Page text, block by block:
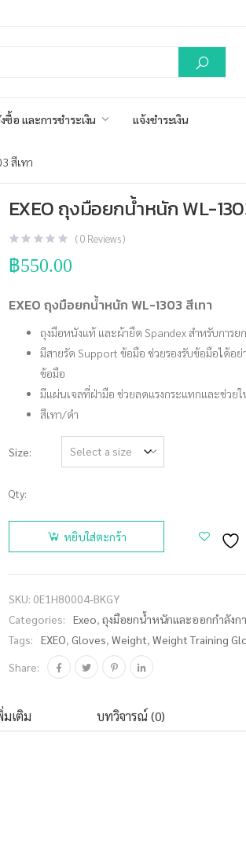
ซื้อ และการชำระเงิน แจ้งชำระเงิน
สีเทา
EXEO ถุงมือยกน้ำหนัก WL-
(0 Reviews )
฿550.00
EXEO ถุงมือยกน้ำหนัก WL-1303 สีเทา
ถุงมือหนังแท้ และผ้ายืด Spandex สำหรับการย
มีสายรัด Support ข้อมือ ช่วยรองรับข้อมือได้อ
ข้อมือ
มีแผ่นเจลที่ฝ่ามือ ช่วยลดแรงกระแทกและช่วย
สีเทา/ดำ
Size
Qty:
จำนวน
EXEO ถุงมือ
ยกน้ำหนัก
หยิบใส่ตะกร้า
SKU: 0E1H80004-BKGY
Categories:
Exeo, ถุงมือยกน้ำหนักและออกกำลังก
Tags:
EXEO, Gloves, Weight, Weight Training
Share:
เติม บทวิจารณ์ (0)